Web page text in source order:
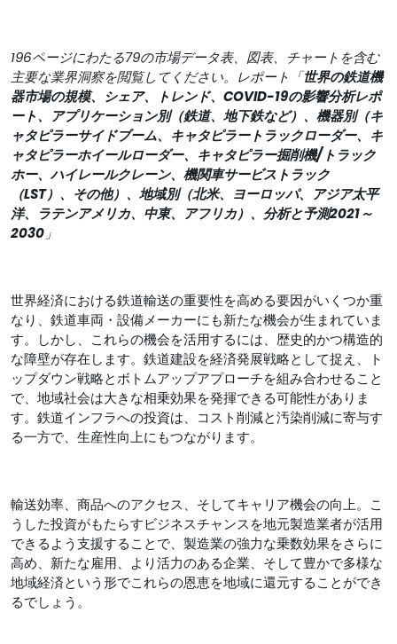
196ページにわたる79の市場データ表、図表、チャートを含む
主要な業界洞察を閲覧してください。レポート「世界の鉄道機
器市場の規模、シェア、トレンド、COVID-19の影響分析レポ
ート、アプリケーション別（鉄道、地下鉄など）、機器別（キ
ャタピラーサイドブーム、キャタピラートラックローダー、キ
ャタピラーホイールローダー、キャタピラー掘削機/トラック
ホー、ハイレールクレーン、機関車サービストラック
（LST）、その他）、地域別（北米、ヨーロッパ、アジア太平
洋、ラテンアメリカ、中東、アフリカ）、分析と予測2021～
2030 」
世界経済における鉄道輸送の重要性を高める要因がいくつか重
なり、鉄道車両・設備メーカーにも新たな機会が生まれていま
す。しかし、これらの機会を活用するには、歴史的かつ構造的
な障壁が存在します。鉄道建設を経済発展戦略として捉え、ト
ップダウン戦略とボトムアップアプローチを組み合わせること
で、地域社会は大きな相乗効果を発揮できる可能性がありま
す。鉄道インフラへの投資は、コスト削減と汚染削減に寄与す
る一方で、生産性向上にもつながります。
輸送効率、商品へのアクセス、そしてキャリア機会の向上。こ
うした投資がもたらすビジネスチャンスを地元製造業者が活用
できるよう支援することで、製造業の強力な乗数効果をさらに
高め、新たな雇用、より活力のある企業、そして豊かで多様な
地域経済という形でこれらの恩恵を地域に還元することができ
るでしょう。